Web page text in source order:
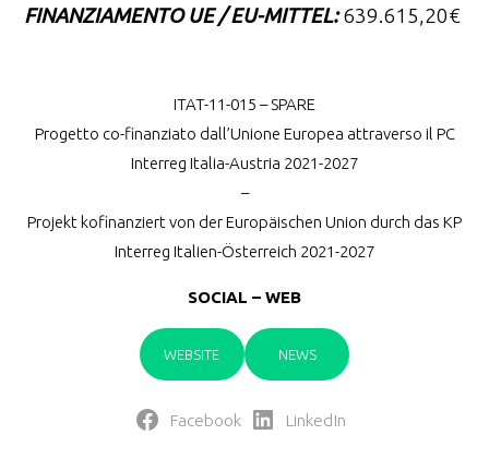
FINANZIAMENTO UE / EU-MITTEL:639.615,20€
ITAT-11-015 – SPARE
Progetto co-finanziato dall’Unione Europea attraverso il PC
Interreg Italia-Austria 2021-2027
–
Projekt kofinanziert von der Europäischen Union durch das KP
Interreg Italien-Österreich 2021-2027
SOCIAL – WEB
WEBSITE NEWS
Facebook LinkedIn